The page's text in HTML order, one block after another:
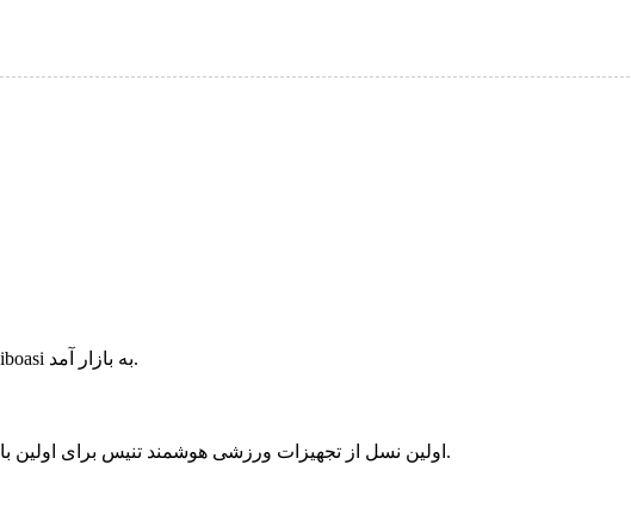
اولین نسل از تجهیزات تنیس هوشمند و تجهیزات راکتی Siboasi به بازار آمد.
اولین نسل از تجهیزات ورزشی هوشمند تنیس برای اولین بار در نمایشگاه بین المللی کالاهای ورزشی چین ظاهر شد.